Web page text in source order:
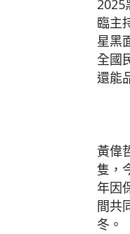
2025
臨主
星黑
全國
還能
黃偉
隻，
年因
間共
冬。